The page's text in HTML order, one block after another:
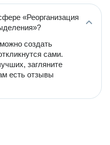
«Реорганизация
создать
сами.
загляните
есть отзывы